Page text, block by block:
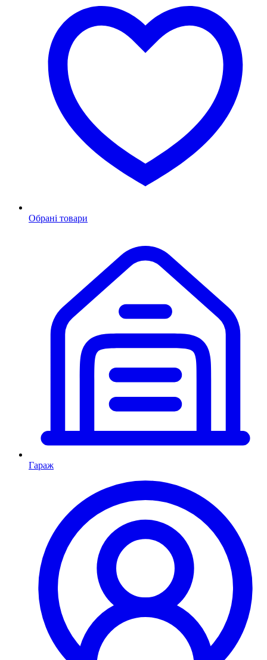
Обрані товари
Гараж